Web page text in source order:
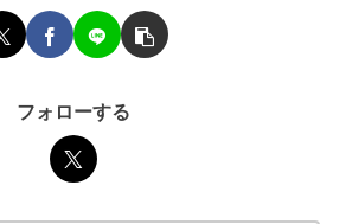
フォローする